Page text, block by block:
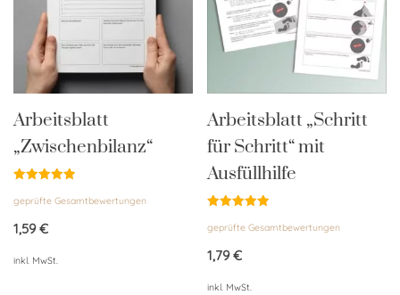
Arbeitsblatt
„Zwischenbilanz“
mit
von 5
geprüfte Gesamtbewertungen
1,59€
inkl. MwSt.
Arbeitsblatt „Schritt
für Schritt“ mit
Ausfüllhilfe
mit
von 5
geprüfte Gesamtbewertungen
1,79€
inkl. MwSt.